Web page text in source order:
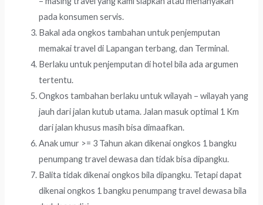
pada konsumen servis.
Bakal ada ongkos tambahan untuk penjemputan
memakai travel di Lapangan terbang, dan Terminal.
Berlaku untuk penjemputan di hotel bila ada argumen
tertentu.
Ongkos tambahan berlaku untuk wilayah – wilayah yang
jauh dari jalan kutub utama. Jalan masuk optimal 1 Km
dari jalan khusus masih bisa dimaafkan.
Anak umur >= 3 Tahun akan dikenai ongkos 1 bangku
penumpang travel dewasa dan tidak bisa dipangku.
Balita tidak dikenai ongkos bila dipangku. Tetapi dapat
dikenai ongkos 1 bangku penumpang travel dewasa bila